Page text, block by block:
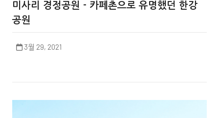
미사리 경정공원 - 카페촌으로 유명했던 한강
공원
3월 29, 2021